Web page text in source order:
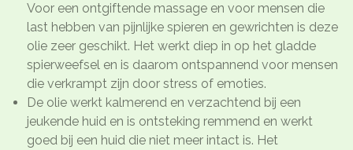
Voor een ontgiftende massage en voor mensen die
last hebben van pijnlijke spieren en gewrichten is deze
olie zeer geschikt. Het werkt diep in op het gladde
spierweefsel en is daarom ontspannend voor mensen
die verkrampt zijn door stress of emoties.
De olie werkt kalmerend en verzachtend bij een
jeukende huid en is ontsteking remmend en werkt
goed bij een huid die niet meer intact is. Het